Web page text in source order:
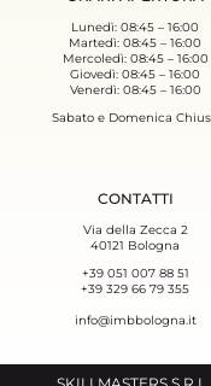
Lunedì: 08:45 – 16:00
Martedì: 08:45 – 16:00
Mercoledì: 08:45 – 16:00
Giovedì: 08:45 – 16:00
Venerdì: 08:45 – 16:00
Sabato e Domenica
CONTATTI
Via della Zecca 2
40121 Bologna
+39 051 007 88 51
+39 329 66 79 355
info@imbbologna.it